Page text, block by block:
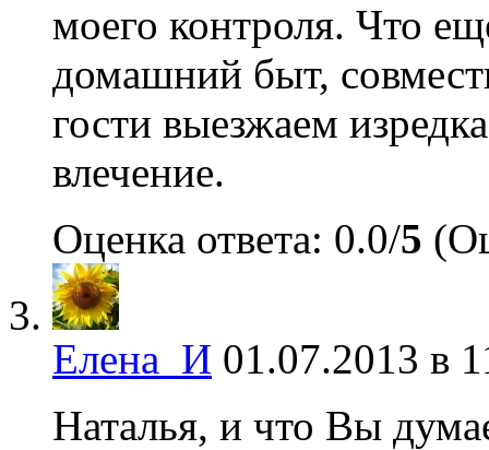
моего контроля. Что
домашний быт,
гости выезжаем
влечение.
Оценка ответа: 0.0/5
Елена_И 01.07.2013 в
Наталья, и что Вы